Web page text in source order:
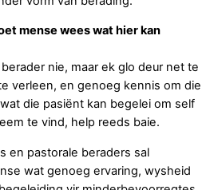
mense wees wat hier kan
nie, maar ek glo deur net te
verleen, en genoeg kennis om die
die pasiënt kan begelei om self
te vind, help reeds baie.
en pastorale beraders sal
wat genoeg ervaring, wysheid